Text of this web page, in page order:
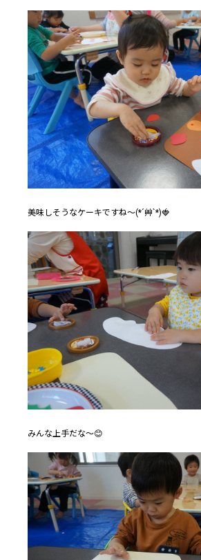
美味しそうなケーキですね～(*´艸`*)🍓
みんな上手だな～😊